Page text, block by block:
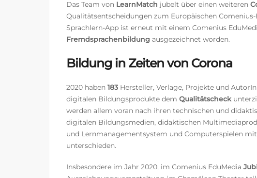
Das Team von LearnMatch jubelt über einen weiteren
Qualitätsentscheidungen zum Europäischen
Sprachlern-App ist erneut mit einem Comenius
Fremdsprachenbildung ausgezeichnet worden.
Bildung in Zeiten von Corona
2020 haben 183 Hersteller, Verlage, Projekte und
digitalen Bildungsprodukte dem Qualitätscheck
werden allem voran nach ihren technischen und
digitalen Bildungsmedien, didaktischen
und Lernmanagementsystem und Computerspielen
unterschieden.
Insbesondere im Jahr 2020, im Comenius EduMedia